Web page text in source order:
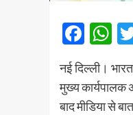
नई दिल्ली।
मुख्य कार्यपालक
बाद मीडिया से